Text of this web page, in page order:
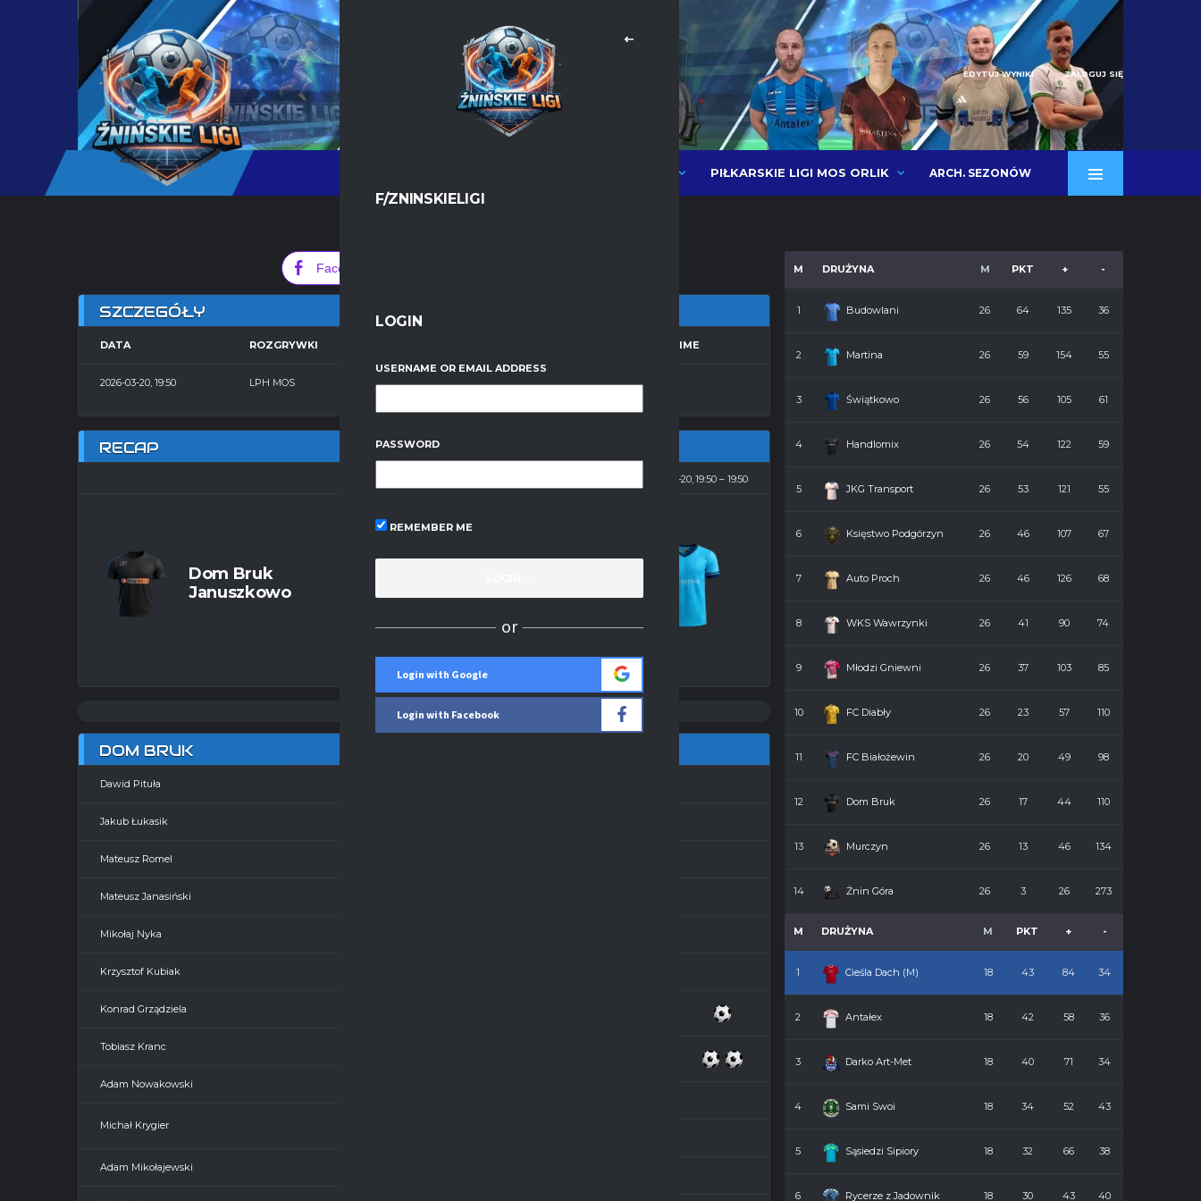
EDYTUJ WYNIKI ZALOGUJ SIĘ
PIŁKARSKIE LIGI MOS ORLIK ARCH. SEZONÓW
F/ZNINSKIELIGI
LOGIN
USERNAME OR EMAIL ADDRESS
PASSWORD
REMEMBER ME
or
Login with Google
Login with Facebook
Facebook
SZCZEGÓŁY
DATA ROZGRYWKI FULL TIME
2026-03-20, 19:50 LPH MOS Hala 2025/2026 25 30'
RECAP
2026-03-20, 19:50 19:50
Dom Bruk
Januszkowo
Wynik
DOM BRUK
Dawid Pituła
Jakub Łukasik
Mateusz Romel
Mateusz Janasiński
Mikołaj Nyka
Krzysztof Kubiak
Konrad Grządziela
Tobiasz Kranc
Adam Nowakowski
Michał Krygier
Adam Mikołajewski
M DRUŻYNA M PKT + -
1 Budowlani 26 64 135 36
2 Martina 26 59 154 55
3 Świątkowo 26 56 105 61
4 Handlomix 26 54 122 59
5 JKG Transport 26 53 121 55
6 Księstwo Podgórzyn 26 46 107 67
7 Auto Proch 26 46 126 68
8 WKS Wawrzynki 26 41 90 74
9 Młodzi Gniewni 26 37 103 85
10 FC Diabły 26 23 57 110
11 FC Białożewin 26 20 49 98
12 Dom Bruk 26 17 44 110
13 Murczyn 26 13 46 134
14 Żnin Góra 26 3 26 273
M DRUŻYNA M PKT + -
1 Cieśla Dach (M) 18 43 84 34
2 Antałex 18 42 58 36
3 Darko Art-Met 18 40 71 34
4 Sami Swoi 18 34 52 43
5 Sąsiedzi Sipiory 18 32 66 38
6 Rycerze z Jadownik 18 30 43 40